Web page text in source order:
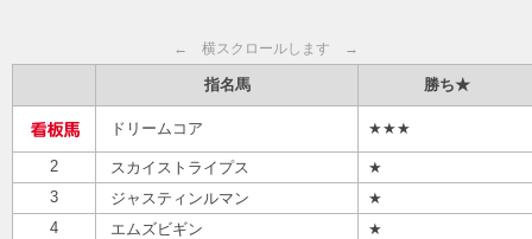
← 横スクロールします →
指名馬 勝ち★
ドリームコア ★★★
2 スカイストライプス
★
3
ジャスティンルマン
★
4
エムズビギン
★